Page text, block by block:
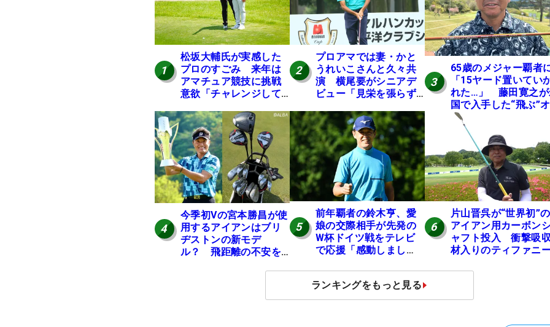
1
松坂大輔氏が実感した
プロのすごみ 来年は
アマチュア競技に挑戦
意欲「チャレンジして
2
プロアマでは妻・かと
うれいこさんと久々共
演 横尾要がシニアデ
ビュー「見栄を張らず
3
65歳のメジャー覇者
「15ヤード置いてい
れた…」 藤田寛之が
国で入手した“飛ぶ”オ
レンジシャフトは米
ニア使用率2位
4
今季初Vの宮本勝昌が使
用するアイアンはブリ
ヂストンの新モデ
ル？ 飛距離の不安を
5
前年覇者の鈴木亨、愛
娘の交際相手が先発の
W杯ドイツ戦をテレビ
で応援「感動しまし
6
片山晋呉が“世界初”の
アイアン用カーボン
ャフト投入 衝撃吸
材入りのティファニ
い」
ランキングをもっと見る